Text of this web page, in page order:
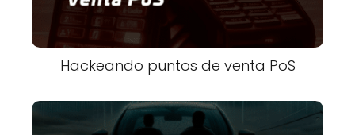
Hackeando puntos de venta PoS